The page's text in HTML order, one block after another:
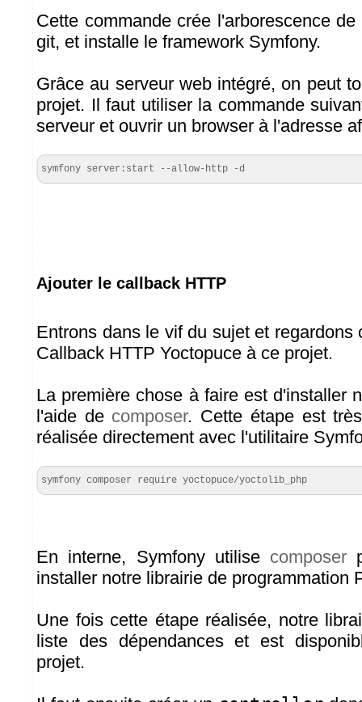
Cette commande crée l'arborescence
git, et installe le framework Symfony.
Grâce au serveur web intégré, on peut
projet. Il faut utiliser la commande
serveur et ouvrir un browser à l'adresse
symfony server:start --allow-http -d
Ajouter le callback HTTP
Entrons dans le vif du sujet et regardons
Callback HTTP Yoctopuce à ce projet.
La première chose à faire est d'installer
l'aide de composer. Cette étape est
réalisée directement avec l'utilitaire
symfony composer require yoctopuce/yoctolib_php
En interne, Symfony utilise composer
installer notre librairie de programmation
Une fois cette étape réalisée, notre
liste des dépendances et est
projet.